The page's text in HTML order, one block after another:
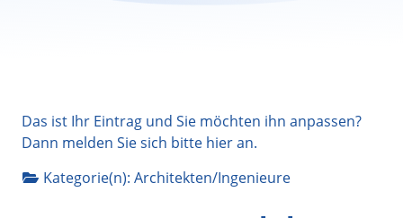
Das ist Ihr Eintrag und Sie möchten ihn anpassen?
Dann melden Sie sich bitte hieran.
Kategorie(n): Architekten/Ingenieure